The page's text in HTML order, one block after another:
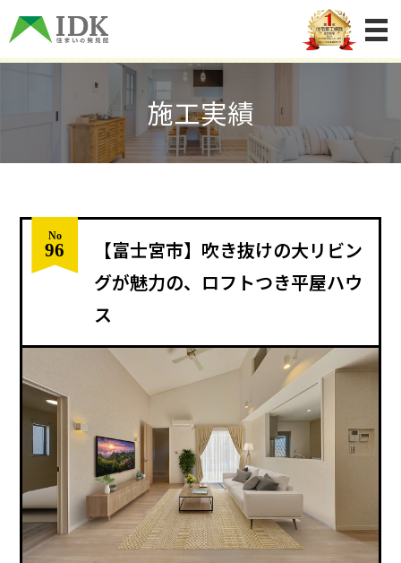
施工実績
No
96
【富士宮市】吹き抜けの大リビン
グが魅力の、ロフトつき平屋ハウ
ス